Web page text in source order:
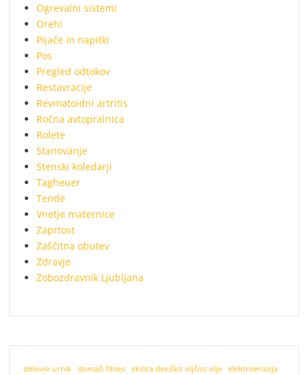
Ogrevalni sistemi
Orehi
Pijače in napitki
Pos
Pregled odtokov
Restavracije
Revmatoidni artritis
Ročna avtopralnica
Rolete
Stanovanje
Stenski koledarji
Tagheuer
Tende
Vnetje maternice
Zaprtost
Zaščitna obutev
Zdravje
Zobozdravnik Ljubljana
delovni urnik domači fitnes ekstra deviško oljčno olje
elektroerozija